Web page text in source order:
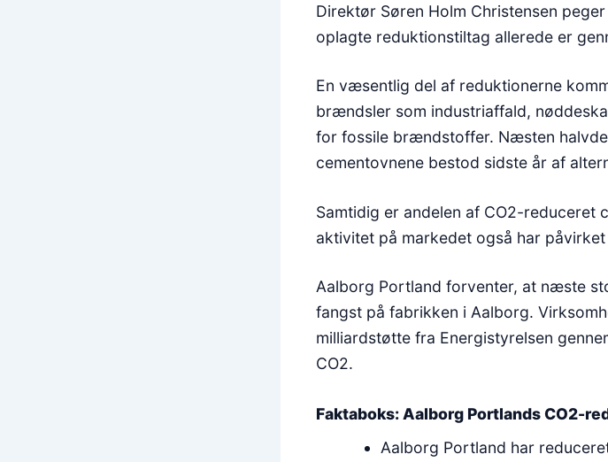
Direktør Søren Holm Christensen
oplagte reduktionstiltag allerede er
En væsentlig del af reduktionerne
brændsler som industriaffald,
for fossile brændstoffer. Næsten
cementovnene bestod sidste år af
Samtidig er andelen af CO2-reduceret
aktivitet på markedet også har
Aalborg Portland forventer, at næste
fangst på fabrikken i Aalborg.
milliardstøtte fra Energistyrelsen
CO2.
Faktaboks: Aalborg Portlands CO2-
Aalborg Portland har